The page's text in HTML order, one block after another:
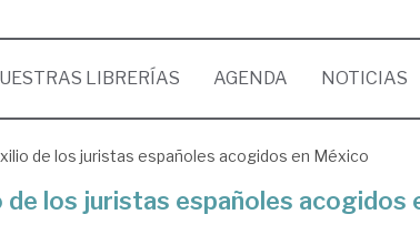
LIBRERÍAS AGENDA NOTICIAS
de los juristas españoles acogidos en México
de los juristas españoles acogidos